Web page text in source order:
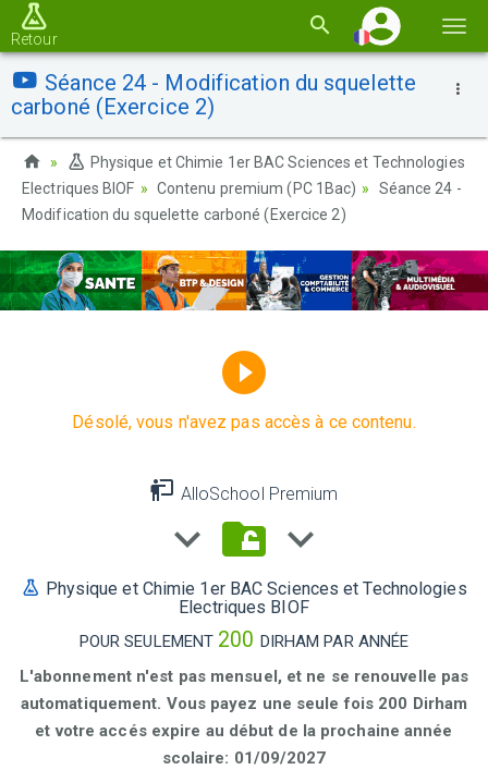
la
Retour
Séance 24 - Modification du squelette
carboné (Exercice 2)
Physique et Chimie 1er BAC Sciences et Technologies
Electriques BIOF
Contenu premium (PC 1Bac)
Séance 24 -
Modification du squelette carboné (Exercice 2)
Désolé, vous n'avez pas accès à ce contenu.
AlloSchool Premium
Physique et Chimie 1er BAC Sciences et Technologies
Electriques BIOF
POUR SEULEMENT 200 DIRHAM PAR ANNÉE
L'abonnement n'est pas mensuel, et ne se renouvelle pas
automatiquement. Vous payez une seule fois 200 Dirham
et votre accés expire au début de la prochaine année
scolaire: 01/09/2027